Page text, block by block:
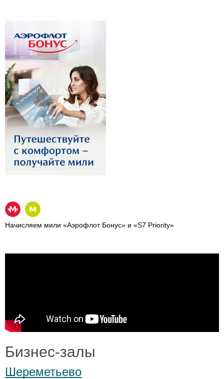
Начисляем мили «Аэрофлот Бонус» и «S7 Priority»
Бизнес-залы
Шереметьево